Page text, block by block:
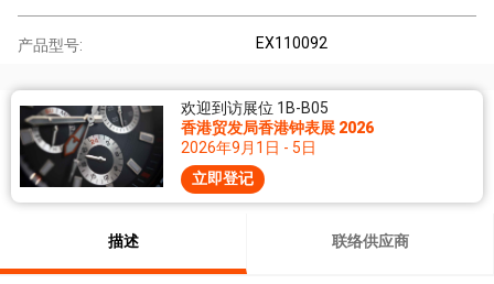
产品型号: EX110092
欢迎到访展位 1B-B05
香港贸发局香港钟表展 2026
2026年9月1日 - 5日
立即登记
描述 联络供应商